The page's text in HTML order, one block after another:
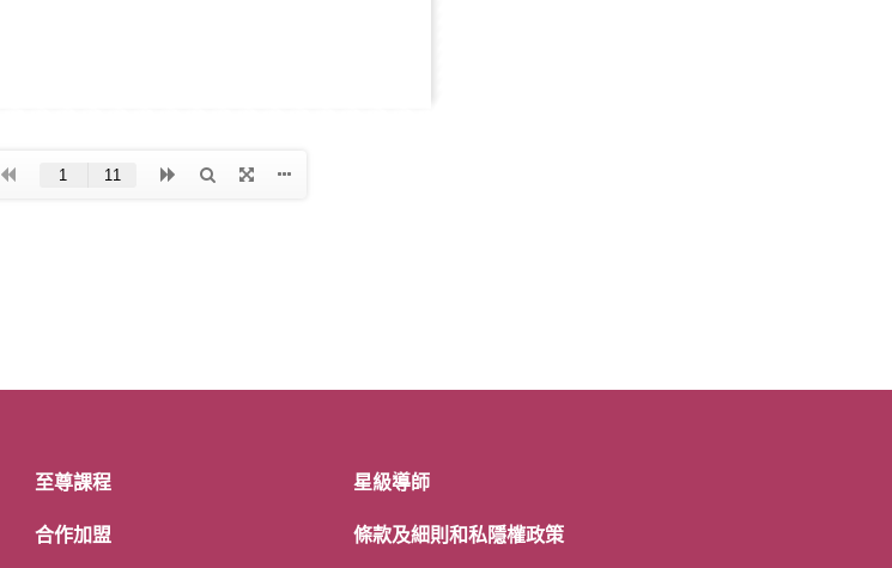
至尊課程
合作加盟
星級導師
條款及細則和私隱權政策